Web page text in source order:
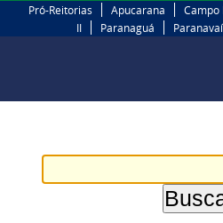
Pró-Reitorias Apucarana Campo
II
Paranaguá Paranavaí